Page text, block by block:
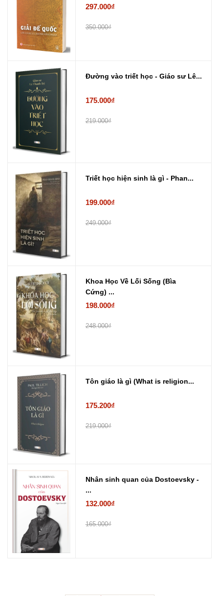
297.000₫
350.000₫
Đường vào triết học - Giáo sư Lê...
175.000₫
219.000₫
Triết học hiện sinh là gì - Phan...
199.000₫
249.000₫
Khoa Học Về Lối Sống (Bìa
Cứng) ...
198.000₫
248.000₫
Tôn giáo là gì (What is religion...
175.200₫
219.000₫
Nhân sinh quan của Dostoevsky -
...
132.000₫
165.000₫